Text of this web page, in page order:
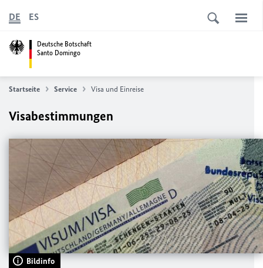
Deutsche Botschaft
Santo Domingo
DE ES
Startseite Service Visa und Einreise
Visabestimmungen
Bildinfo